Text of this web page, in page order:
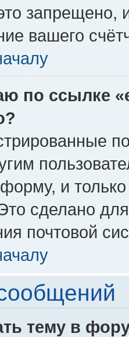
запрещено,
вашего
по ссылке
и
сделано
почтовой
тему в